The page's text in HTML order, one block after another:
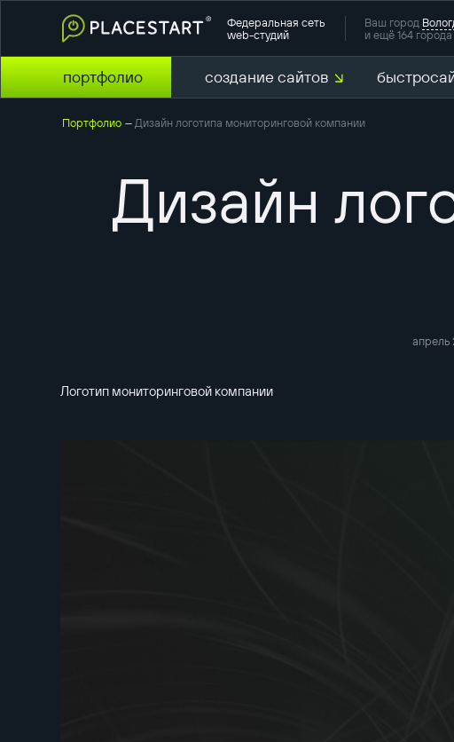
Федеральная сеть
web-студий
Ваш город
и ещё 164 города
портфолио создание сайтов
Портфолио — Дизайн логотипа мониторинговой компании
Дизайн
апрель
Логотип мониторинговой компании